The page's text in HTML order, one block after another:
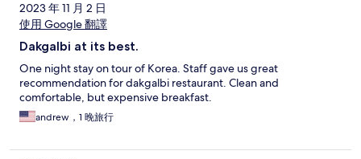
2023 年 11 月 2 日
使用 Google 翻譯
Dakgalbi at its best.
One night stay on tour of Korea. Staff gave us great
recommendation for dakgalbi restaurant. Clean and
comfortable, but expensive breakfast.
andrew，1 晚旅行